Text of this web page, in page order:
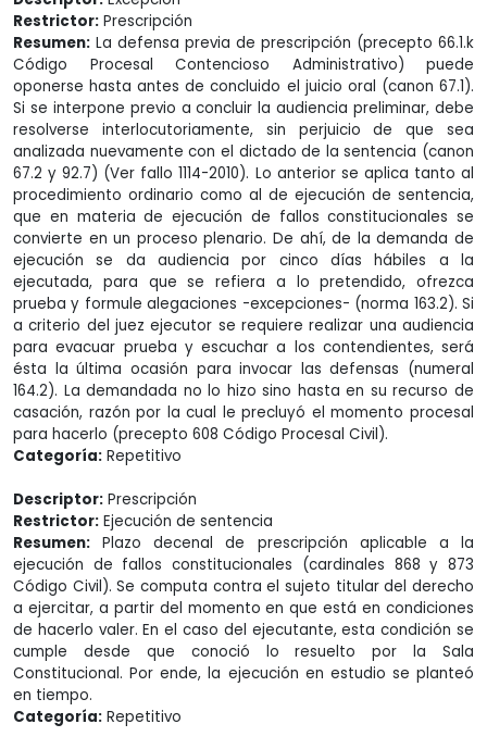
Restrictor: Prescripción
Resumen: La defensa previa de prescripción (precepto 66.1.k
Código Procesal Contencioso Administrativo) puede
oponerse hasta antes de concluido el juicio oral (canon 67.1).
Si se interpone previo a concluir la audiencia preliminar, debe
resolverse interlocutoriamente, sin perjuicio de que sea
analizada nuevamente con el dictado de la sentencia (canon
67.2 y 92.7) (Ver fallo 1114-2010). Lo anterior se aplica tanto al
procedimiento ordinario como al de ejecución de sentencia,
que en materia de ejecución de fallos constitucionales se
convierte en un proceso plenario. De ahí, de la demanda de
ejecución se da audiencia por cinco días hábiles a la
ejecutada, para que se refiera a lo pretendido, ofrezca
prueba y formule alegaciones -excepciones- (norma 163.2). Si
a criterio del juez ejecutor se requiere realizar una audiencia
para evacuar prueba y escuchar a los contendientes, será
ésta la última ocasión para invocar las defensas (numeral
164.2). La demandada no lo hizo sino hasta en su recurso de
casación, razón por la cual le precluyó el momento procesal
para hacerlo (precepto 608 Código Procesal Civil).
Categoría: Repetitivo
Descriptor: Prescripción
Restrictor: Ejecución de sentencia
Resumen: Plazo decenal de prescripción aplicable a la
ejecución de fallos constitucionales (cardinales 868 y 873
Código Civil). Se computa contra el sujeto titular del derecho
a ejercitar, a partir del momento en que está en condiciones
de hacerlo valer. En el caso del ejecutante, esta condición se
cumple desde que conoció lo resuelto por la Sala
Constitucional. Por ende, la ejecución en estudio se planteó
en tiempo.
Categoría: Repetitivo